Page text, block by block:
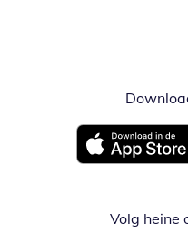
Opent in nieuw
Volg heine